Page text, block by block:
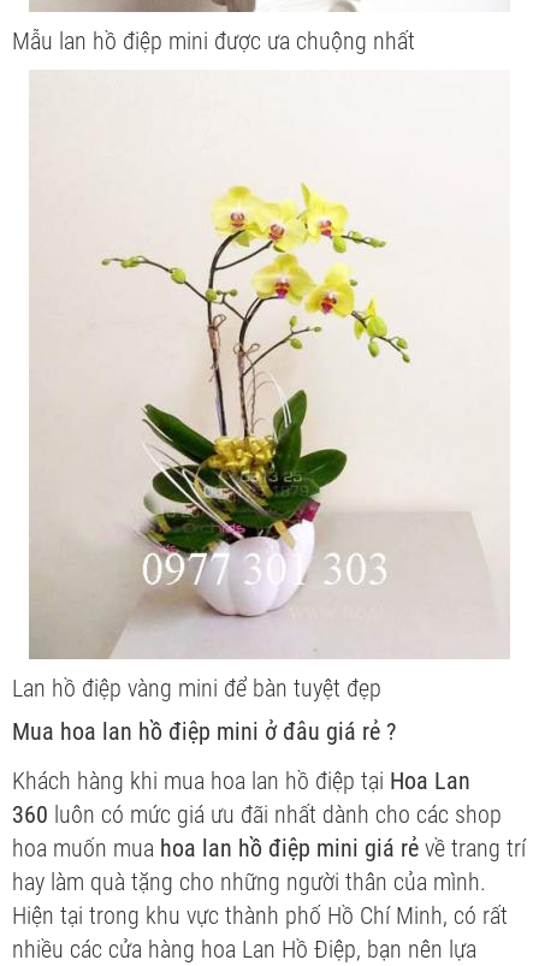
Mẫu lan hồ điệp mini được ưa chuộng nhất
Lan hồ điệp vàng mini để bàn tuyệt đẹp
Mua hoa lan hồ điệp mini ở đâu giá rẻ ?
Khách hàng khi mua hoa lan hồ điệp tại Hoa Lan
360 luôn có mức giá ưu đãi nhất dành cho các shop
hoa muốn mua hoa lan hồ điệp mini giá rẻ về trang trí
hay làm quà tặng cho những người thân của mình.
Hiện tại trong khu vực thành phố Hồ Chí Minh, có rất
nhiều các cửa hàng hoa Lan Hồ Điệp, bạn nên lựa